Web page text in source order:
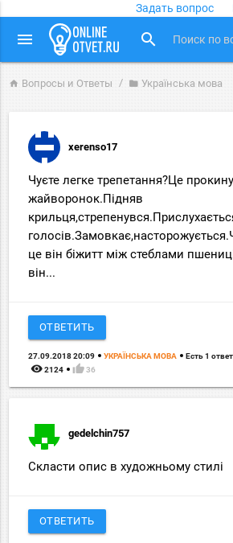
Задать вопрос
menu search
home Вопросы и Ответы folder Українська мова
xerenso17
Чуєте легке трепетання?Це
жайворонок.Підняв
це він біжитт між стеблами
він...
ОТВЕТИТЬ
27.09.2018 20:09 УКРАЇНСЬКА МОВА Есть 1 ответ
remove_red_eye 2124 thumb_up 36
gedelchin757
Скласти опис в художньому стилі
ОТВЕТИТЬ